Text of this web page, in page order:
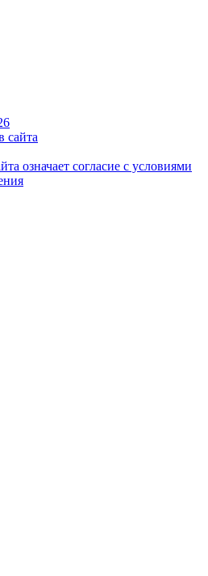
сайта
означает согласие с условиями